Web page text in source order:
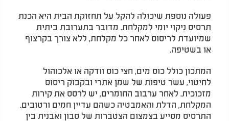
פעולה נוספת שיכולה להקל על תחזוקת הבית היא הכנת
תרסיס ניקוי יומי למקלחת. מדובר בתערובת ביתית
שמיועדת לריסוס לאחר כל מקלחת, ללא צורך בקרצוף
או בשטיפה.
המתכון כולל כוס מים, חצי כוס וודקה או אלכוהול
לחיטוי, עשר טיפות של שמן אתרי ובקבוק ריסוס
מזכוכית. לאחר ערבוב החומרים, יש לרסס את קירות
המקלחת, הדלת והאמבטיה כשהם עדיין חמים ורטובים.
התרסיס מסייע בצמצום הצטברות של סבון ואבנית בין